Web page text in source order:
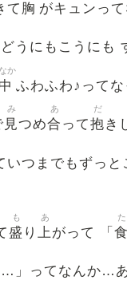
て 胸 がキュンっ
うにもこうにも
中
なか
ふわふわ♪ってな
見
み
つめ合
あ
って抱
だ
き
いつまでもずっと
盛
も
り 上
あ
がって 「 食
た
…」ってなんか…